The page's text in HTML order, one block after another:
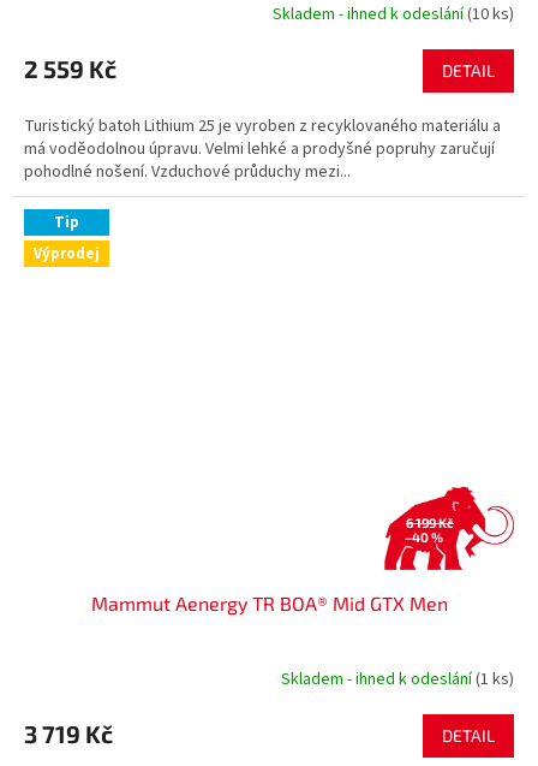
Skladem - ihned k odeslání(10 ks)
2 559 Kč DETAIL
Turistický batoh Lithium 25 je vyroben z recyklovaného materiálu a
má voděodolnou úpravu. Velmi lehké a prodyšné popruhy zaručují
pohodlné nošení. Vzduchové průduchy mezi...
Tip
Výprodej
6 199 Kč
–40 %
Mammut Aenergy TR BOA® Mid GTX Men
Skladem - ihned k odeslání(1 ks)
3 719 Kč DETAIL